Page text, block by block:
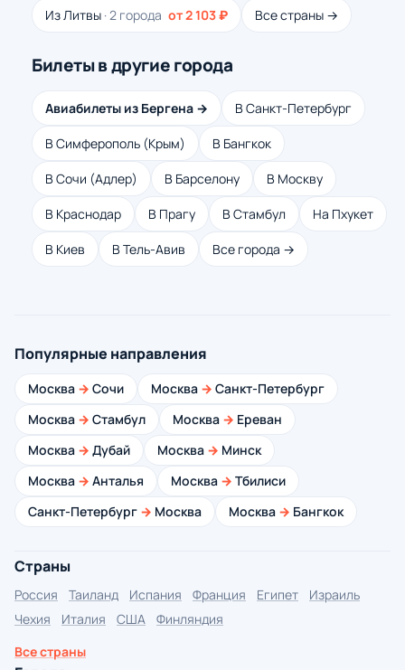
Из Литвы · 2 города от 2 103 ₽ Все страны →
Билеты в другие города
Авиабилеты из Бергена → В Санкт-Петербург
В Симферополь (Крым) В Бангкок
В Сочи (Адлер) В Барселону В Москву
В Краснодар В Прагу В Стамбул На Пхукет
В Киев В Тель-Авив Все города →
Популярные направления
Москва → Сочи Москва → Санкт-Петербург
Москва → Стамбул Москва → Ереван
Москва → Дубай Москва → Минск
Москва → Анталья Москва → Тбилиси
Санкт-Петербург → Москва Москва → Бангкок
Страны
Россия Таиланд Испания Франция Египет
Израиль
Чехия
Италия США
Финляндия
Все страны